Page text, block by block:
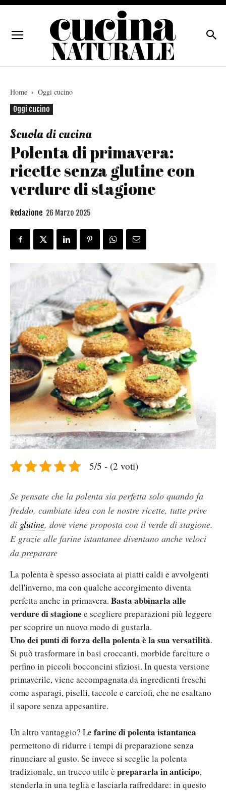
Home
Oggi cucino
Oggi cucino
Scuola di cucina
Polenta di primavera:
ricette senza glutine con
verdure di stagione
Redazione 26 Marzo 2025
5/5 - (2 voti)
Se pensate che la polenta sia perfetta solo quando fa
freddo, cambiate idea con le nostre ricette, tutte prive
di glutine, dove viene proposta con il verde di stagione.
E grazie alle farine istantanee diventano anche veloci
da preparare
La polenta è spesso associata ai piatti caldi e avvolgenti
dell'inverno, ma con qualche accorgimento diventa
perfetta anche in primavera. Basta abbinarla alle
verdure di stagione e scegliere preparazioni più leggere
per scoprire un nuovo modo di gustarla.
Uno dei punti di forza della polenta è la sua versatilità.
Si può trasformare in basi croccanti, morbide farciture o
perfino in piccoli bocconcini sfiziosi. In questa versione
primaverile, viene accompagnata da ingredienti freschi
come asparagi, piselli, taccole e carciofi, che ne esaltano
il sapore senza appesantire.
Un altro vantaggio? Le farine di polenta istantanea
permettono di ridurre i tempi di preparazione senza
rinunciare al gusto. Se invece si sceglie la polenta
tradizionale, un trucco utile è prepararla in anticipo,
stenderla in una teglia e lasciarla raffreddare: in questo